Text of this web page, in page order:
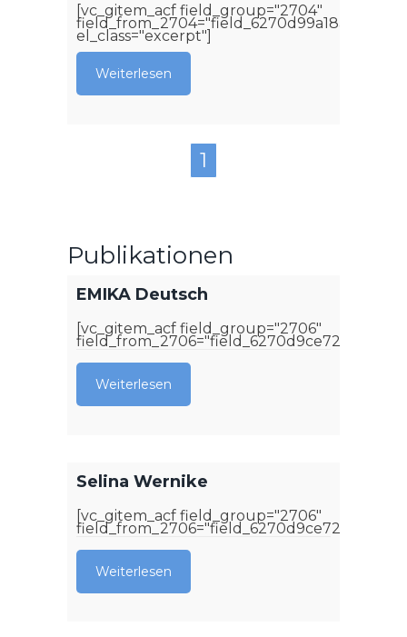
[vc_gitem_acf field_group="2704"
field_from_2704="field_6270d99a18aa4"
el_class="excerpt"]
Weiterlesen
1
Publikationen
EMIKA Deutsch
[vc_gitem_acf field_group="2706"
field_from_2706="field_6270d9ce72bc6"]
Weiterlesen
Selina Wernike
[vc_gitem_acf field_group="2706"
field_from_2706="field_6270d9ce72bc6"]
Weiterlesen